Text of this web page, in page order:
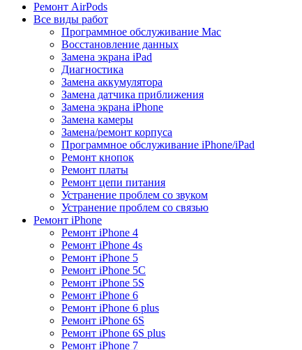
Ремонт AirPods
Все виды работ
Программное обслуживание Mac
Восстановление данных
Замена экрана iPad
Диагностика
Замена аккумулятора
Замена датчика приближения
Замена экрана iPhone
Замена камеры
Замена/ремонт корпуса
Программное обслуживание iPhone/iPad
Ремонт кнопок
Ремонт платы
Ремонт цепи питания
Устранение проблем со звуком
Устранение проблем со связью
Ремонт iPhone
Ремонт iPhone 4
Ремонт iPhone 4s
Ремонт iPhone 5
Ремонт iPhone 5C
Ремонт iPhone 5S
Ремонт iPhone 6
Ремонт iPhone 6 plus
Ремонт iPhone 6S
Ремонт iPhone 6S plus
Ремонт iPhone 7